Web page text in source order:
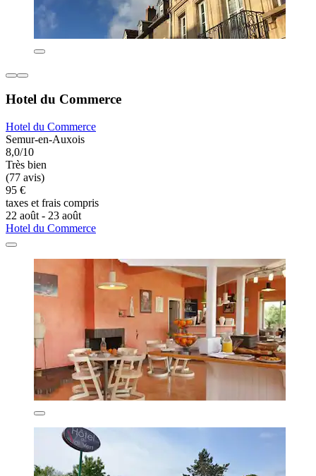
Hotel du Commerce
Hotel du Commerce
Semur-en-Auxois
8,0/10
Très bien
(77 avis)
95 €
taxes et frais compris
22 août - 23 août
Hotel du Commerce